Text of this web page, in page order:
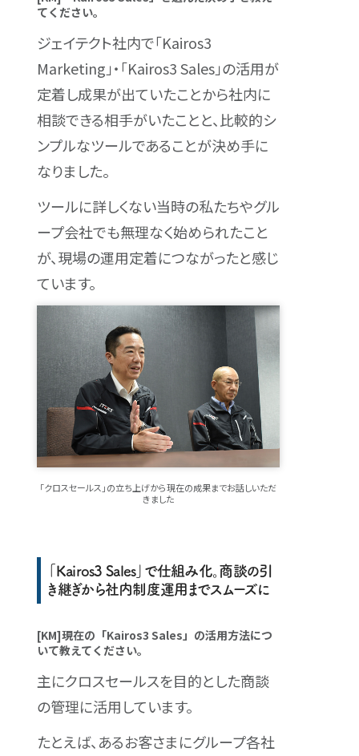
てください。
ジェイテクト社内で「Kairos3
Marketing」・「Kairos3 Sales」の活用が
定着し成果が出ていたことから社内に
相談できる相手がいたことと、比較的シ
ンプルなツールであることが決め手に
なりました。
ツールに詳しくない当時の私たちやグル
ープ会社でも無理なく始められたこと
が、現場の運用定着につながったと感じ
ています。
「クロスセールス」の立ち上げから現在の成果までお話しいただ
きました
「Kairos3 Sales」で仕組み化。商談の引
き継ぎから社内制度運用までスムーズに
[KM]現在の「Kairos3 Sales」の活用方法につ
いて教えてください。
主にクロスセールスを目的とした商談
の管理に活用しています。
たとえば、あるお客さまにグループ各社